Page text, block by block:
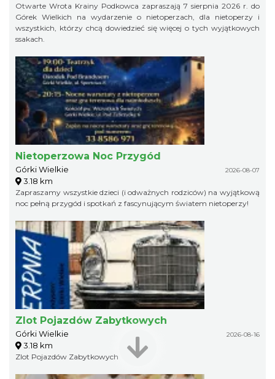
Otwarte Wrota Krainy Podkowca zapraszają 7 sierpnia 2026 r. do
Górek Wielkich na wydarzenie o nietoperzach, dla nietoperzy i
wszystkich, którzy chcą dowiedzieć się więcej o tych wyjątkowych
ssakach.
Nietoperzowa Noc Przygód
Górki Wielkie 2026-08-07
3.18 km
Zapraszamy wszystkie dzieci (i odważnych rodziców) na wyjątkową
noc pełną przygód i spotkań z fascynującym światem nietoperzy!
Zlot Pojazdów Zabytkowych
Górki Wielkie 2026-08-16
3.18 km
Zlot Pojazdów Zabytkowych